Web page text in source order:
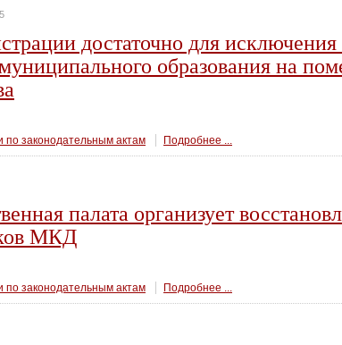
достаточно для исключения
образования на
по законодательным актам Подробнее ...
палата организует
МКД
по законодательным актам Подробнее ...